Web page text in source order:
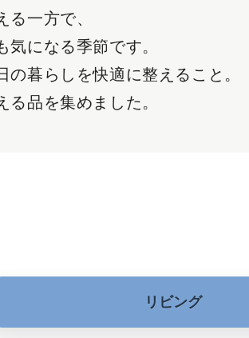
る一方で、
になる季節です。
暮らしを快適に整えること。
品を集めました。
リビング